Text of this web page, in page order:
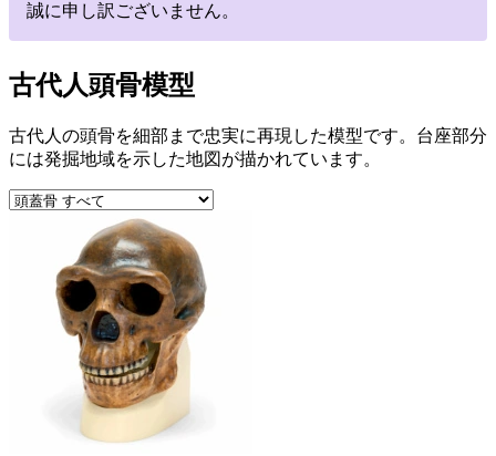
誠に申し訳ございません。
古代人頭骨模型
古代人の頭骨を細部まで忠実に再現した模型です。台座部分
には発掘地域を示した地図が描かれています。